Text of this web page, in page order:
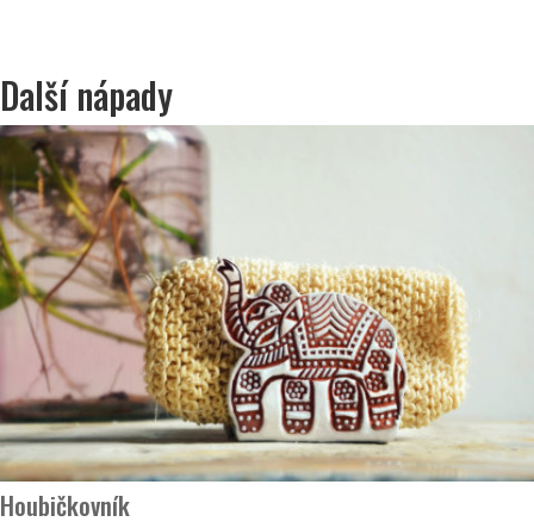
Další nápady
Houbičkovník